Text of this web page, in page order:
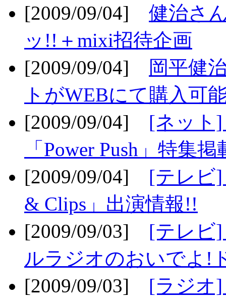
[2009/09/04] 健治さ
ッ!!＋mixi招待企画
[2009/09/04]
岡平健
トがWEBにて購入可
[2009/09/04] [ネット]
「Power Push」特集
[2009/09/04] [テレビ]
& Clips」出演情報!!
[2009/09/03] [テレビ
ルラジオのおいでよ!
[2009/09/03] [ラジオ]